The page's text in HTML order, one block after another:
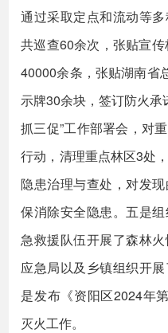
通过采取定点和流动等多
共巡查60余次，张贴宣
40000余条，张贴湖南省
示牌30余块，签订防火承
抓三促”工作部署会，对
行动，清理重点林区3处
隐患治理与查处，对发
保消除安全隐患。五是
急救援队伍开展了森林
应急局以及乡镇组织开
是发布《资阳区2024年
灭火工作。